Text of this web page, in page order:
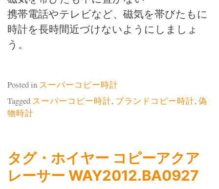
携帯電話やテレビなど、磁気を帯びたもに
時計を長時間近づけないようにしましょ
う。
Posted in スーパーコピー時計
Tagged スーパーコピー時計, ブランドコピー時計, 偽
物時計
タグ・ホイヤー コピーアクア
レーサー WAY2012.BA0927